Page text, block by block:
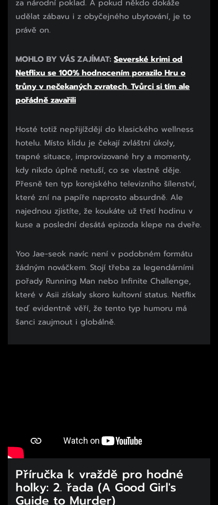
za národní poklad. A pokud někdo dokáže
udělat zábavu i z obyčejného ubytování, je to
právě on.
MOHLO BY VÁS ZAJÍMAT: Severské krimi od
Netflixu se 100% hodnocením porazilo Hru o
trůny v nečekaných zvratech. Tvůrci si tím ale
pořádně zavařili
Hosté totiž nepřijíždějí do klasického wellness
hotelu. Místo klidu je čekají zvláštní úkoly,
trapné situace, improvizované hry a momenty,
kdy nikdo úplně netuší, co se vlastně děje.
Přesně ten typ korejského televizního šílenství,
které zní na papíře naprosto absurdně. Ale
najednou zjistíte, že koukáte už třetí hodinu v
kuse a poslední desátá epizoda klepe na dveře.
Yoo Jae-seok navíc není v podobném formátu
žádným nováčkem. Stojí třeba za legendárními
pořady Running Man nebo Infinite Challenge,
které v Asii získaly skoro kultovní status. Netflix
teď evidentně věří, že tento typ humoru má
šanci zaujmout i globálně.
Příručka k vraždě pro hodné
holky: 2. řada (A Good Girl's
Guide to Murder)